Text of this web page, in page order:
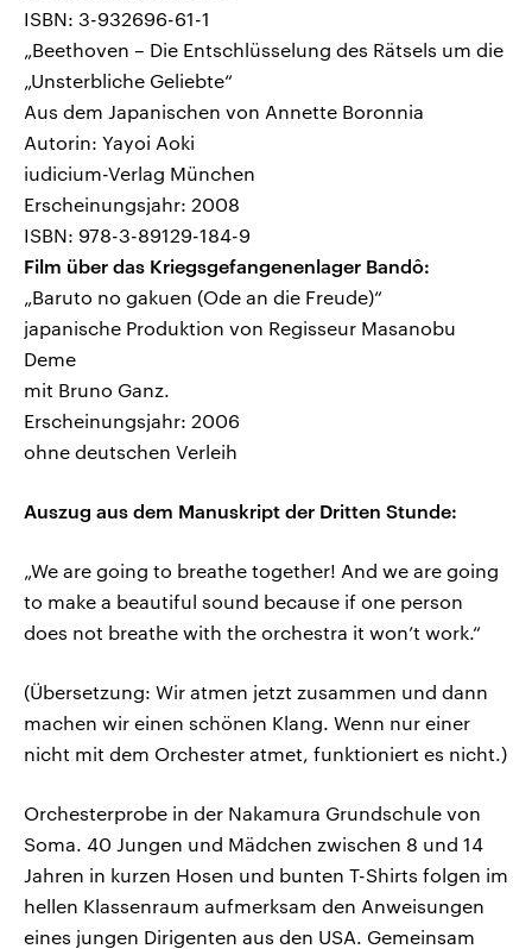
ISBN: 3-932696-61-1
„Beethoven – Die Entschlüsselung des Rätsels um die
„Unsterbliche Geliebte“
Aus dem Japanischen von Annette Boronnia
Autorin: Yayoi Aoki
iudicium-Verlag München
Erscheinungsjahr: 2008
ISBN: 978-3-89129-184-9
Film über das Kriegsgefangenenlager Bandô:
„Baruto no gakuen (Ode an die Freude)“
japanische Produktion von Regisseur Masanobu
Deme
mit Bruno Ganz.
Erscheinungsjahr: 2006
ohne deutschen Verleih
Auszug aus dem Manuskript der Dritten Stunde:
„We are going to breathe together! And we are going
to make a beautiful sound because if one person
does not breathe with the orchestra it won’t work.“
(Übersetzung: Wir atmen jetzt zusammen und dann
machen wir einen schönen Klang. Wenn nur einer
nicht mit dem Orchester atmet, funktioniert es nicht.)
Orchesterprobe in der Nakamura Grundschule von
Soma. 40 Jungen und Mädchen zwischen 8 und 14
Jahren in kurzen Hosen und bunten T-Shirts folgen im
hellen Klassenraum aufmerksam den Anweisungen
eines jungen Dirigenten aus den USA. Gemeinsam